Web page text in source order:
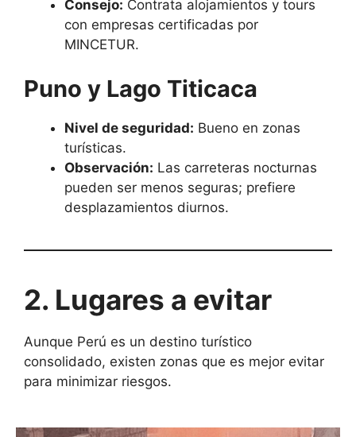
Consejo: Contrata alojamientos y tours
con empresas certificadas por
MINCETUR.
Puno y Lago Titicaca
Nivel de seguridad: Bueno en zonas
turísticas.
Observación: Las carreteras nocturnas
pueden ser menos seguras; prefiere
desplazamientos diurnos.
2. Lugares a evitar
Aunque Perú es un destino turístico
consolidado, existen zonas que es mejor evitar
para minimizar riesgos.